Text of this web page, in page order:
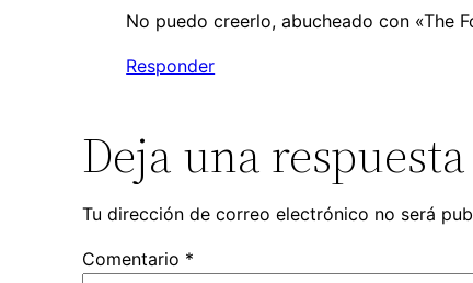
No puedo creerlo, abucheado con «The
Responder
Deja una respuesta
Tu dirección de correo electrónico no será
Comentario *